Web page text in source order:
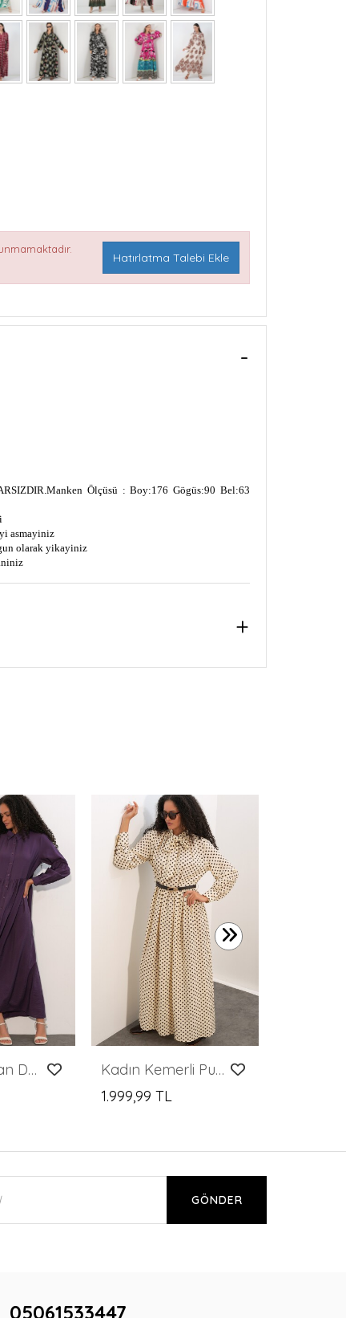
Hatırlatma Talebi Ekle
Manken Ölçüsü : Boy:176 Gögüs:90 Bel:63
asmayiniz
olarak yikayiniz
Kadın Boydan Düğmeli Uzun Tesettür Elbise 2591 - Koyu Lila
Kadın Kemerli Puantiyeli Tesettür Elbise 2613 - Krem
1.999,99 TL
GÖNDER
05061533447